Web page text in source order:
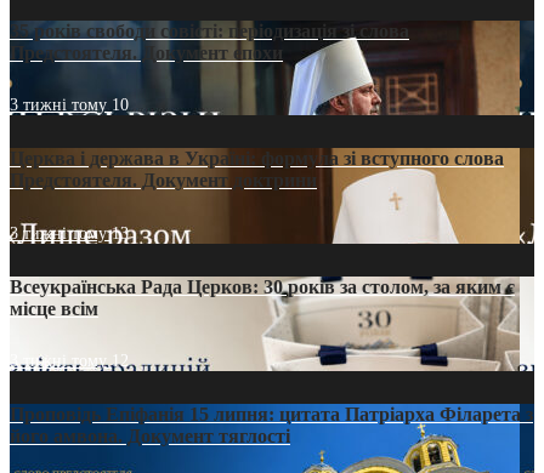
35 років свободи совісті: періодизація зі слова
Предстоятеля. Документ епохи
3 тижні тому 10
Церква і держава в Україні: формула зі вступного слова
Предстоятеля. Документ доктрини
3 тижні тому13
Всеукраїнська Рада Церков: 30 років за столом, за яким є
місце всім
3 тижні тому12
Проповідь Епіфанія 15 липня: цитата Патріарха Філарета з
його амвона. Документ тяглості